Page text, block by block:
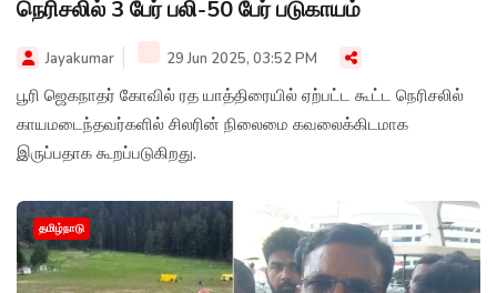
நெரிசலில் 3 பேர் பலி-50 பேர் படுகாயம்
Jayakumar 29 Jun 2025, 03:52 PM
பூரி ஜெகநாதர் கோவில் ரத யாத்திரையில் ஏற்பட்ட கூட்ட நெரிசலில்
காயமடைந்தவர்களில் சிலரின் நிலைமை கவலைக்கிடமாக
இருப்பதாக கூறப்படுகிறது.
தமிழ்நாடு